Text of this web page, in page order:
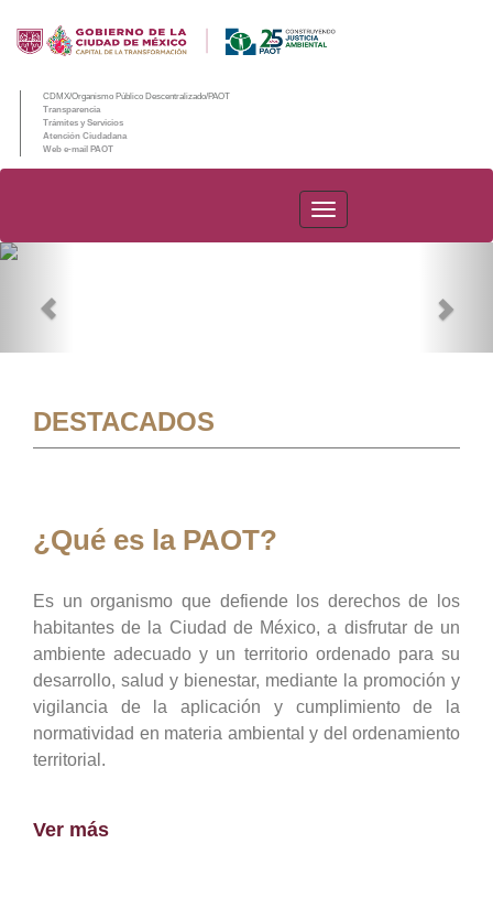
CDMX/Organismo Público Descentralizado/PAOT
Transparencia
Trámites y Servicios
Atención Ciudadana
Web e-mail PAOT
PAOT
DESTACADOS
¿Qué es la PAOT?
Es un organismo que defiende los derechos de los
habitantes de la Ciudad de México, a disfrutar de un
ambiente adecuado y un territorio ordenado para su
desarrollo, salud y bienestar, mediante la promoción y
vigilancia de la aplicación y cumplimiento de la
normatividad en materia ambiental y del ordenamiento
territorial.
Ver más